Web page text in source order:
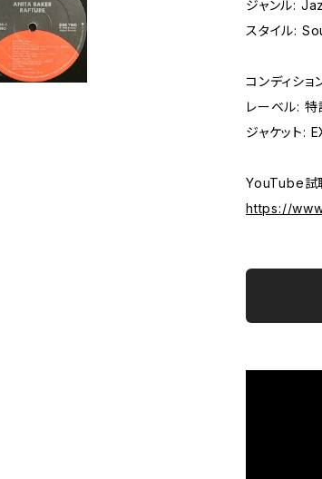
ジャンル:
スタイル:
コンディシ
レーベル: 特
ジャケット:
YouTube試
https://